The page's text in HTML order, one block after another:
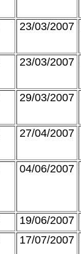
23/03/2007
23/03/2007
29/03/2007
27/04/2007
04/06/2007
19/06/2007
17/07/2007